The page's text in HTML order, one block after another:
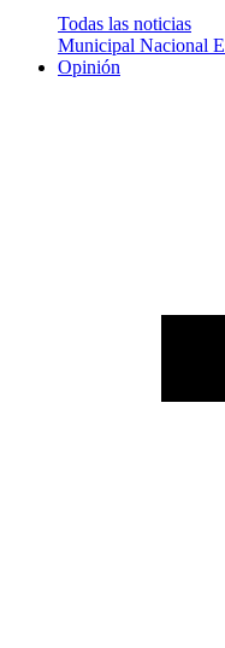
Todas las noticias
Municipal Nacional
Opinión